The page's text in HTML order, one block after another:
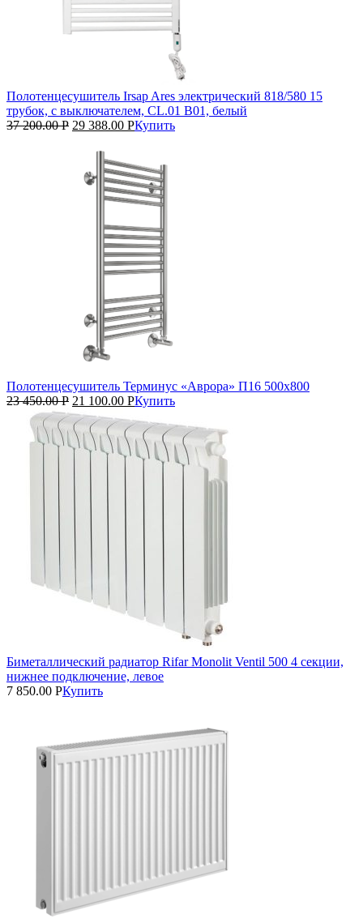
Полотенцесушитель Irsap Ares электрический 818/580 15
трубок, с выключателем, CL.01 B01, белый
37 200.00Р 29 388.00 РКупить
Полотенцесушитель Терминус «Аврора» П16 500х800
23 450.00Р 21 100.00 РКупить
Биметаллический радиатор Rifar Monolit Ventil 500 4 секции,
нижнее подключение, левое
7 850.00 РКупить